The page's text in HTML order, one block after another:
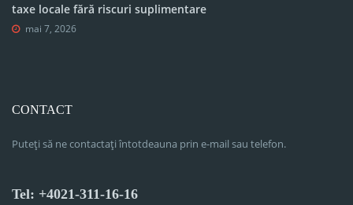
taxe locale fără riscuri suplimentare
mai 7, 2026
CONTACT
Puteți să ne contactați întotdeauna prin e-mail sau telefon.
Tel: +4021-311-16-16